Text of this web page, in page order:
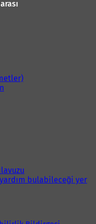
bulabileceği yer